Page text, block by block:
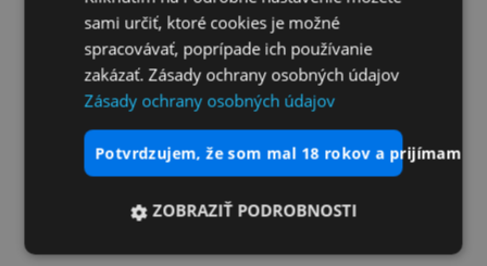
sami určiť, ktoré cookies je možné
spracovávať, poprípade ich používanie
zakázať. Zásady ochrany osobných údajov
Zásady ochrany osobných údajov
potvrdzujem, že som mal 18 rokov a prijímam
ZOBRAZIŤ PODROBNOSTI